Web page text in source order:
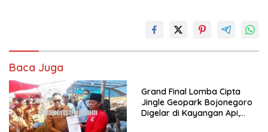
Baca Juga
Grand Final Lomba Cipta
Jingle Geopark Bojonegoro
Digelar di Kayangan Api,